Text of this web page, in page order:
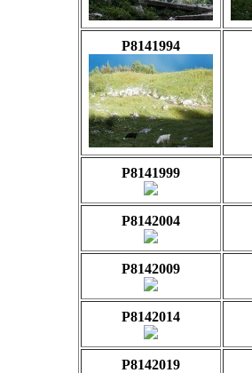
P8141994
P8141999
P8142004
P8142009
P8142014
P8142019